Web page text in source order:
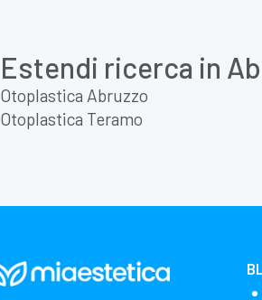
Estendi ricerca in
Otoplastica Abruzzo
Otoplastica Teramo